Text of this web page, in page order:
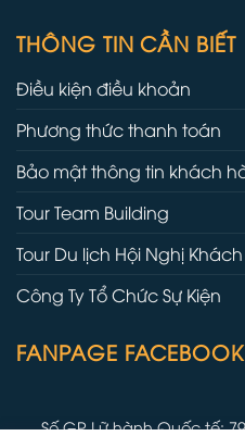
THÔNG TIN CẦN BIẾT
Điều kiện điều khoản
Phương thức thanh toán
Bảo mật thông tin khách
Tour Team Building
Tour Du lịch Hội Nghị
Công Ty Tổ Chức Sự Kiện
FANPAGE FACEBOOK
Số GP Lữ hành Quốc tế: